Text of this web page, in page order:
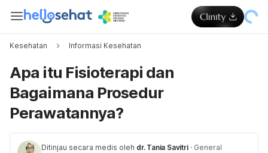
Kesehatan Informasi Kesehatan
Apa itu Fisioterapi dan
Bagaimana Prosedur
Perawatannya?
Ditinjau secara medis oleh dr. Tania Savitri · General